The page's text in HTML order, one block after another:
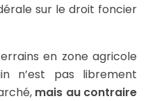
sur le droit foncier
en zone agricole
n’est pas librement
mais au contraire